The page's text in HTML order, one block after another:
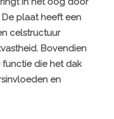
plaat heeft een
celstructuur
Bovendien
functie die het dak
en